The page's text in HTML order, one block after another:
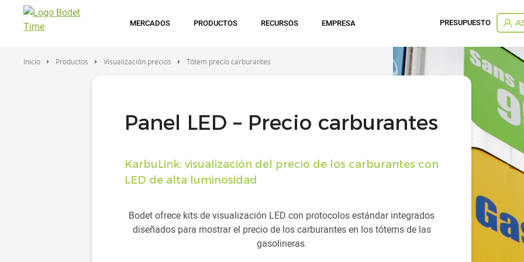
Pasar
contenido
MERCADOS PRODUCTOS RECURSOS EMPRESA PRESUPUESTO
Inicio Productos Visualización precios Tótem precio carburantes
Panel LED – Precio carburantes
KarbuLink: visualización del precio de los carburantes con
LED de alta luminosidad
Bodet ofrece kits de visualización LED con protocolos estándar integrados
diseñados para mostrar el precio de los carburantes en los tótems de las
gasolineras.